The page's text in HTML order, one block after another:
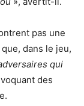
pas une
dans le jeu,
qui
des